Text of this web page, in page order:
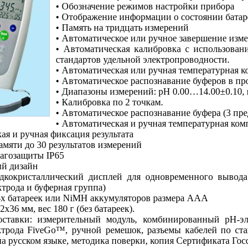
• Обозначение режимов настройки прибора
• Отображение информации о состоянии
• Память на тридцать измерений
• Автоматическое или ручное завершение
• Автоматическая калибровка с
стандартов удельной электропроводности.
• Автоматическая или ручная температурная
• Автоматическое распознавание буферов в
• Диапазоны измерений: pH 0.00…14.00±0.10,
• Калибровка по 2 точкам.
• Автоматическое распознавание буфера (3
• Автоматическая и ручная температурная
и ручная фиксация результата
до 30 результатов измерений
IP65
дизайн
дисплей для одновременного
и буферная группа)
батареек или NiMH аккумуляторов размера AAА
мм, вес 180 г (без батареек).
измерительный модуль, комбинированный рН-
FiveGo™, ручной ремешок, разъемы кабелей по
русском языке, методика поверки, копия Сертификата